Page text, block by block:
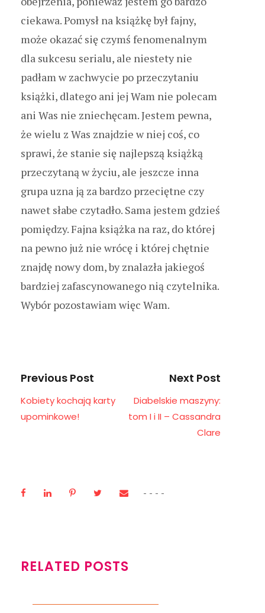
ciekawa. Pomysł na książkę był fajny,
może okazać się czymś fenomenalnym
dla sukcesu serialu, ale niestety nie
padłam w zachwycie po przeczytaniu
książki, dlatego ani jej Wam nie polecam
ani Was nie zniechęcam. Jestem pewna,
że wielu z Was znajdzie w niej coś, co
sprawi, że stanie się najlepszą książką
przeczytaną w życiu, ale jeszcze inna
grupa uzna ją za bardzo przeciętne czy
nawet słabe czytadło. Sama jestem gdzieś
pomiędzy. Fajna książka na raz, do której
na pewno już nie wrócę i której chętnie
znajdę nowy dom, by znalazła jakiegoś
bardziej zafascynowanego nią czytelnika.
Wybór pozostawiam więc Wam.
Previous Post
Kobiety kochają karty
upominkowe!
Next Post
Diabelskie maszyny:
tom I i II – Cassandra
Clare
RELATED POSTS